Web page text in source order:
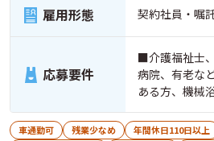
雇用形態 契約社員・嘱
応募要件
■介護福祉士
病院、有老な
ある方、機械
車通勤可 残業少なめ 年間休日110日以上